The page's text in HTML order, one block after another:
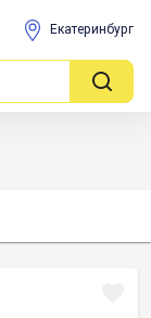
Екатеринбург